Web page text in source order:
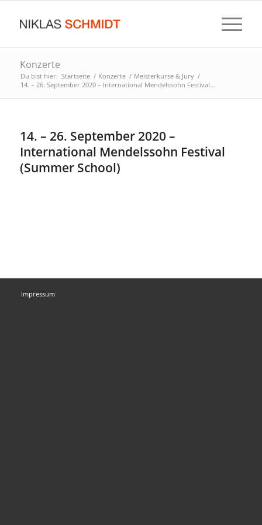
Konzerte
Du bist hier: Startseite / Konzerte / Meisterkurse & Jury /
14. – 26. September 2020 – International Mendelssohn Festival...
14. – 26. September 2020 –
International Mendelssohn Festival
(Summer School)
Impressum